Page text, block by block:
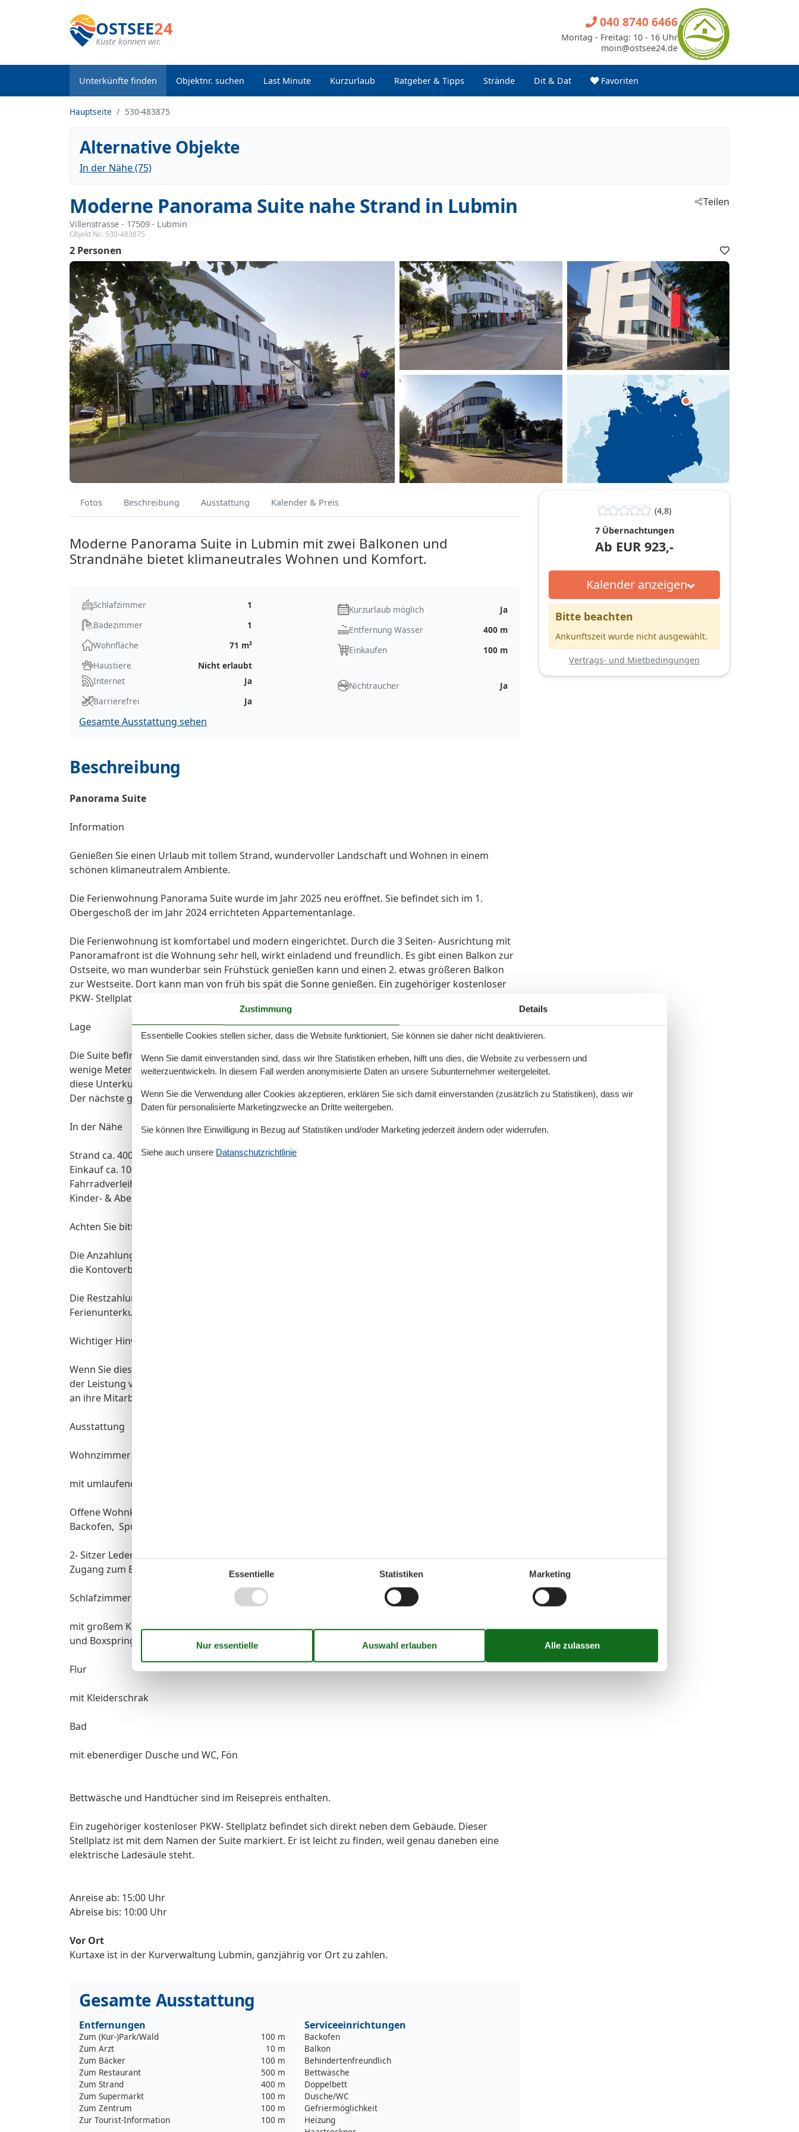
OSTSEE24
Küste können wir.
Unterkünfte finden Objektnr. suchen Last Minute Kurzurlaub Ratgeber & Tipps Strände Dit & Dat Favoriten
040 8740 6466
Montag - Freitag: 10 - 16 Uhr
moin@ostsee24.de
Hauptseite 530-483875
Alternative Objekte
In der Nähe (75)
Moderne Panorama Suite nahe Strand in Lubmin
Villenstrasse - 17509 - Lubmin
Objekt Nr.: 530-483875
Teilen
2 Personen
Fotos Beschreibung Ausstattung Kalender & Preis
Moderne Panorama Suite in Lubmin mit zwei Balkonen und
Strandnähe bietet klimaneutrales Wohnen und Komfort.
Schlafzimmer
1
Badezimmer
1
Wohnfläche
71 m²
Haustiere
Nicht erlaubt
Kurzurlaub möglich
Ja
Entfernung Wasser
400 m
Einkaufen
100 m
Internet
Ja
Barrierefrei
Ja
Nichtraucher Ja
Gesamte Ausstattung sehen
Beschreibung
Panorama Suite
Information
Genießen Sie einen Urlaub mit tollem Strand, wundervoller Landschaft und Wohnen in einem
schönen klimaneutralem Ambiente.
Die Ferienwohnung Panorama Suite wurde im Jahr 2025 neu eröffnet. Sie befindet sich im 1.
Obergeschoß der im Jahr 2024 errichteten Appartementanlage.
Die Ferienwohnung ist komfortabel und modern eingerichtet. Durch die 3 Seiten- Ausrichtung mit
Panoramafront ist die Wohnung sehr hell, wirkt einladend und freundlich. Es gibt einen Balkon zur
Ostseite, wo man wunderbar sein Frühstück genießen kann und einen 2. etwas größeren Balkon
zur Westseite. Dort kann man von früh bis spät die Sonne genießen. Ein zugehöriger kostenloser
PKW- Stellplatz befindet sich direkt neben dem Gebäude.
Lage
Die Suite befindet sich direkt im Zentrum des Seebades, aber meilenweit vom Alltag entfernt. Nur
wenige Meter von der Promenade und dem langen schönen Sandstrand von Lubmin befindet sich
diese Unterkunft.
Der nächste größere Ort ist Greifswald.
In der Nähe
Strand ca. 400 Meter
Einkauf ca. 100 Meter
Fahrradverleih ca. 100 Meter
Kinder- & Abenteuerspielplatz ca. 600 Meter
Achten Sie bitte dringend auf diese wichtige Information bei ihren Zahlungen!
Die Anzahlung ist immer an die Firma Private Zimmervermittlung, Inhaberin Dorina Hiller zu leisten,
die Kontoverbindung finden Sie auf der Buchungsbestätigung unter Zahlungen.
Die Restzahlung erfolgt immer an die Kontoverbindung des jeweiligen Eigentümers der
Ferienunterkunft, diese finden Sie ebenfalls unter Zahlungen.
Wichtiger Hinweis für Firmenkunden
Wenn Sie diese Unterkunft buchen, müssen Sie als Firma sicherstellen, dass die gesamte Zahlung
der Leistung vor Anreise ihrer Mitarbeiter zu leisten ist, weil sonst die Eigentümer keinen Schlüssel
an ihre Mitarbeiter herausgeben.
Ausstattung
Wohnzimmer
mit umlaufender Fensterfront, mit elektrischer Jalousie und Fliegenschutz
Offene Wohnküche, Einbauküche mit Kühlschrank/Gefrierfach, Herd mit Ceran- Kochfeld und
Backofen, Spülmaschine, Mikrowelle, Kapsel- Kaffeemaschine, Wasserkocher, Toaster
2- Sitzer Leder- Couch mit Couchtisch, Sessel und Flachbild- TV, Essplatz mit 4 Rattansesseln,
Zugang zum Balkon Ostseite
Schlafzimmer
mit großem Kleiderschrank und Zugang zum 2. Balkon auf der Westseite
und Boxspringbett (1,80 x 2,00 m)
Flur
mit Kleiderschrak
Bad
mit ebenerdiger Dusche und WC, Fön
Bettwäsche und Handtücher sind im Reisepreis enthalten.
Ein zugehöriger kostenloser PKW- Stellplatz befindet sich direkt neben dem Gebäude. Dieser
Stellplatz ist mit dem Namen der Suite markiert. Er ist leicht zu finden, weil genau daneben eine
elektrische Ladesäule steht.
Anreise ab: 15:00 Uhr
Abreise bis: 10:00 Uhr
Vor Ort
Kurtaxe ist in der Kurverwaltung Lubmin, ganzjährig vor Ort zu zahlen.
Gesamte Ausstattung
Entfernungen
Zum (Kur-)Park/Wald
100 m
Zum Arzt
10 m
Zum Bäcker
100 m
Zum Restaurant
500 m
Zum Strand
400 m
Zum Supermarkt
100 m
Zum Zentrum
100 m
Zur Tourist-Information
100 m
Serviceeinrichtungen
Backofen
Balkon
Behindertenfreundlich
Bettwäsche
Doppelbett
Dusche/WC
Gefriermöglichkeit
Heizung
(4,8)
7 Übernachtungen
Ab EUR 923,-
Kalender anzeigen
Bitte beachten
Ankunftszeit wurde nicht ausgewählt.
Vertrags- und Mietbedingungen
Zustimmung Details
Essentielle Cookies stellen sicher, dass die Website funktioniert, Sie können sie daher nicht deaktivieren.
Wenn Sie damit einverstanden sind, dass wir Ihre Statistiken erheben, hilft uns dies, die Website zu verbessern und
weiterzuentwickeln. In diesem Fall werden anonymisierte Daten an unsere Subunternehmer weitergeleitet.
Wenn Sie die Verwendung aller Cookies akzeptieren, erklären Sie sich damit einverstanden (zusätzlich zu Statistiken), dass wir
Daten für personalisierte Marketingzwecke an Dritte weitergeben.
Sie können Ihre Einwilligung in Bezug auf Statistiken und/oder Marketing jederzeit ändern oder widerrufen.
Siehe auch unsere Datanschutzrichtlinie
Essentielle Statistiken Marketing